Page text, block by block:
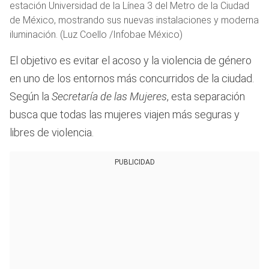
estación Universidad de la Línea 3 del Metro de la Ciudad
de México, mostrando sus nuevas instalaciones y moderna
iluminación. (Luz Coello /Infobae México)
El objetivo es evitar el acoso y la violencia de género
en uno de los entornos más concurridos de la ciudad.
Según la Secretaría de las Mujeres, esta separación
busca que todas las mujeres viajen más seguras y
libres de violencia.
PUBLICIDAD